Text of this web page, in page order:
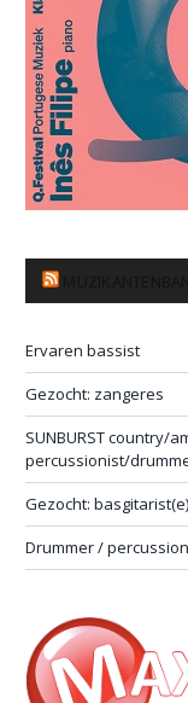
Ervaren bassist
Gezocht: zangeres
SUNBURST country/
percussionist/
Gezocht: basgitarist(e)
Drummer /